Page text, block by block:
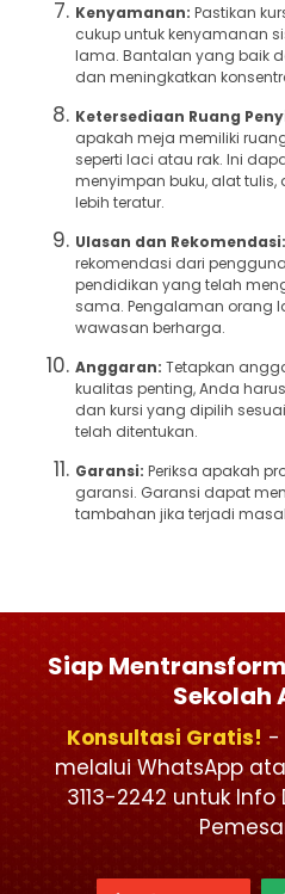
Kenyamanan: Pastikan
cukup untuk kenyamanan
lama. Bantalan yang baik
dan meningkatkan
Ketersediaan Ruang
apakah meja memiliki
seperti laci atau rak. Ini
menyimpan buku, alat
lebih teratur.
Ulasan dan Rekomendasi:
rekomendasi dari
pendidikan yang telah
sama. Pengalaman orang
wawasan berharga.
Anggaran: Tetapkan
kualitas penting, Anda
dan kursi yang dipilih
telah ditentukan.
Garansi: Periksa apakah
garansi. Garansi dapat
tambahan jika terjadi
Siap
Sekolah
Konsultasi Gratis! -
melalui WhatsApp
3113-2242 untuk Info